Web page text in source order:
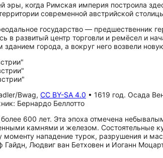
эры, когда Римская империя построила
современной австрийской
государство — предшественник
развитый центр торговли и ремёсел и
города, а вокруг него возвели
Bwag, CC BY-SA 4.0 • 1619 год. Осада
Бернардо Беллотто
более 600 лет. Эта эпоха отмечена
камнями и железом. Состоятельные
моменту нападение турок, разрушения и
Гайдн, Людвиг ван Бетховен и Иоганн